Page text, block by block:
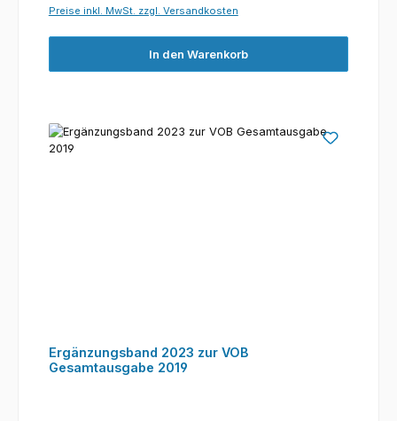
Preise inkl. MwSt. zzgl. Versandkosten
In den Warenkorb
Ergänzungsband 2023 zur VOB
Gesamtausgabe 2019